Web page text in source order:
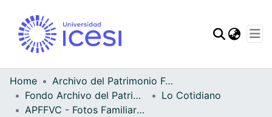
Home
Archivo del Patrimonio Fotográfico y Fílmico del Valle del Cauca
Fondo Archivo del Patrimonio Fotográfico y Fílmico del Valle del Cauca
Lo Cotidiano
APFFVC - Fotos Familiares - Patrimonial